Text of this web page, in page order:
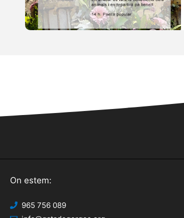
On estem:
965 756 089